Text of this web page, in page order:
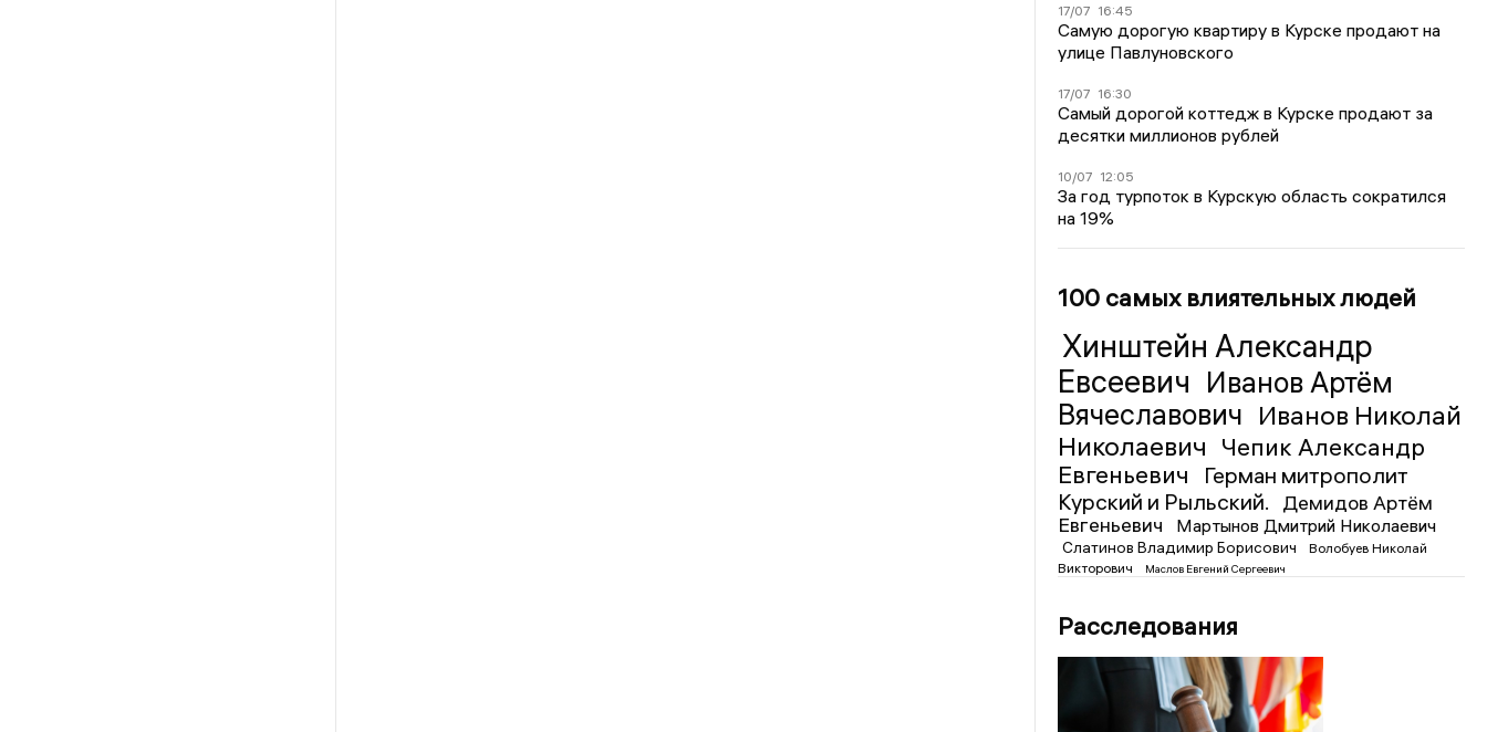
17/07 16:45
Самую дорогую квартиру в Курске продают на
улице Павлуновского
17/07 16:30
Самый дорогой коттедж в Курске продают за
десятки миллионов рублей
10/07 12:05
За год турпоток в Курскую область сократился
на 19%
100 самых влиятельных людей
Хинштейн Александр
Евсеевич Иванов Артём
Вячеславович Иванов Николай
Николаевич Чепик Александр
Евгеньевич
Герман митрополит
Курский и Рыльский.
Демидов Артём
Евгеньевич
Мартынов Дмитрий Николаевич
Слатинов Владимир Борисович
Волобуев Николай
Викторович
Маслов Евгений Сергеевич
Расследования